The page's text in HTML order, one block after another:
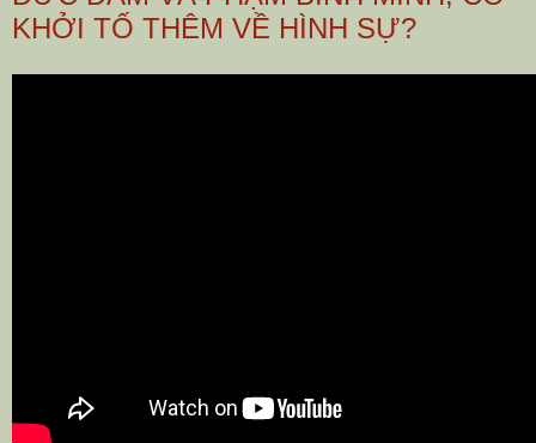
KHỞI TỐ THÊM VỀ HÌNH SỰ?